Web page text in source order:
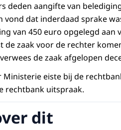
deden aangifte van
vond dat inderdaad sprake
van 450 euro opgelegd aan
de zaak voor de rechter
de zaak afgelopen
Ministerie eiste bij de
rechtbank uitspraak.
dit